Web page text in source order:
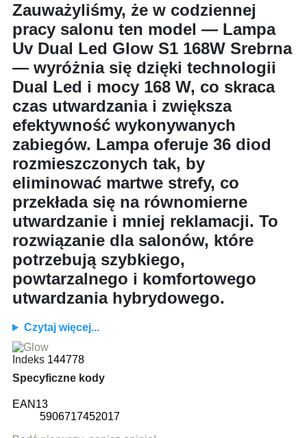
Zauważyliśmy, że w codziennej
pracy salonu ten model — Lampa
Uv Dual Led Glow S1 168W Srebrna
— wyróżnia się dzięki technologii
Dual Led i mocy 168 W, co skraca
czas utwardzania i zwiększa
efektywność wykonywanych
zabiegów. Lampa oferuje 36 diod
rozmieszczonych tak, by
eliminować martwe strefy, co
przekłada się na równomierne
utwardzanie i mniej reklamacji. To
rozwiązanie dla salonów, które
potrzebują szybkiego,
powtarzalnego i komfortowego
utwardzania hybrydowego.
Czytaj więcej...
Indeks 144778
Specyficzne kody
EAN13
5906717452017